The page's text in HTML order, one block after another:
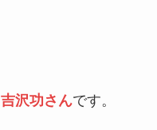
吉沢功さんです。